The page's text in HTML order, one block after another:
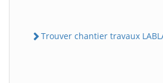
Trouver chantier travaux